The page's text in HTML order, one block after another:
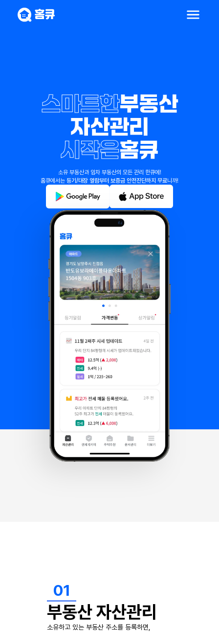
Developers
스마트한부동산
자산관리
시작은홈큐
소유 부동산과 임차 부동산의 모든 관리 한큐에!
홈큐에서는 등기/대장 열람부터 보증금 안전진단까지 무료니까!
01
부동산 자산관리
소유하고 있는 부동산 주소를 등록하면,